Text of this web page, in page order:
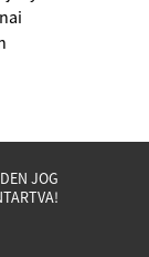
JOG